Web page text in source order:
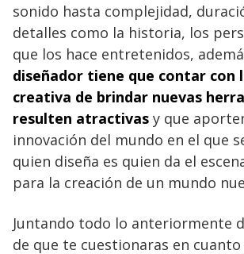
sonido hasta complejidad,
detalles como la historia, los
que los hace entretenidos,
diseñador tiene que contar con
creativa de brindar nuevas
resulten atractivas y que
innovación del mundo en el que
quien diseña es quien da el
para la creación de un mundo
Juntando todo lo anteriormente
de que te cuestionaras en